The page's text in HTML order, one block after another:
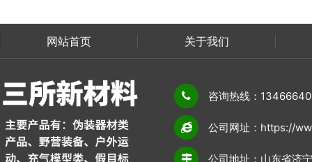
网站首页 关于我们
咨询热线：
公司网址：https://
公司地址：山东省济